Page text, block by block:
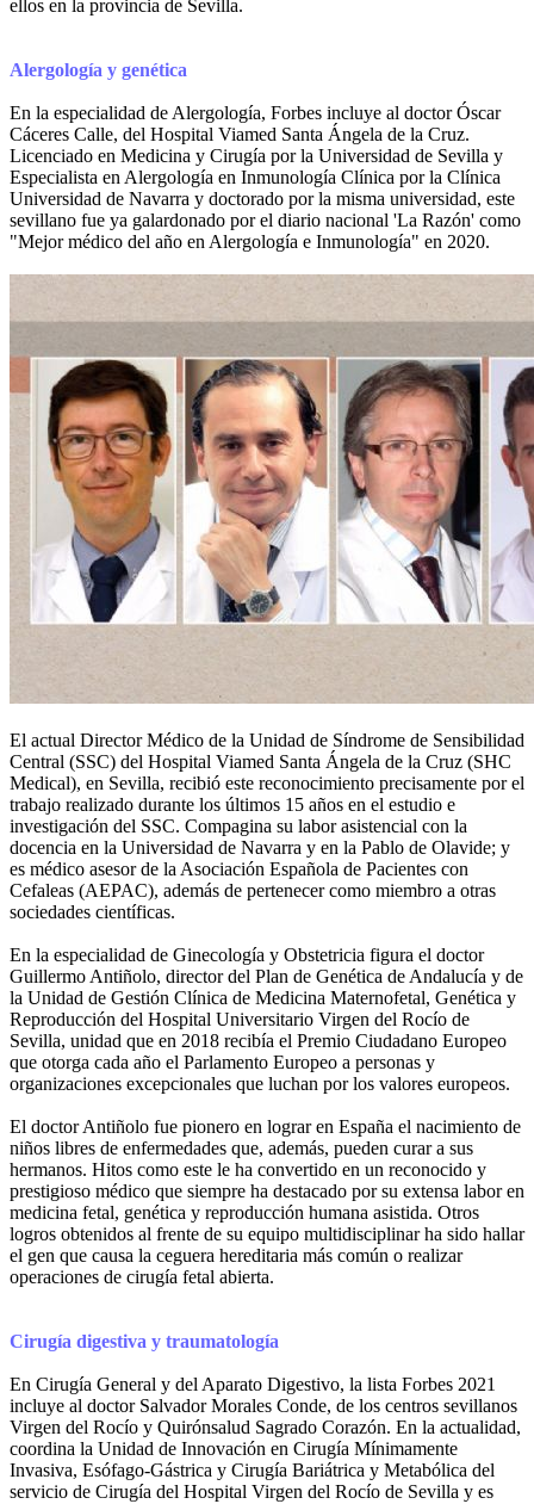
ellos en la provincia de Sevilla.
Alergología y genética
En la especialidad de Alergología, Forbes incluye al doctor Óscar
Cáceres Calle, del Hospital Viamed Santa Ángela de la Cruz.
Licenciado en Medicina y Cirugía por la Universidad de Sevilla y
Especialista en Alergología en Inmunología Clínica por la Clínica
Universidad de Navarra y doctorado por la misma universidad, este
sevillano fue ya galardonado por el diario nacional 'La Razón' como
"Mejor médico del año en Alergología e Inmunología" en 2020.
El actual Director Médico de la Unidad de Síndrome de Sensibilidad
Central (SSC) del Hospital Viamed Santa Ángela de la Cruz (SHC
Medical), en Sevilla, recibió este reconocimiento precisamente por el
trabajo realizado durante los últimos 15 años en el estudio e
investigación del SSC. Compagina su labor asistencial con la
docencia en la Universidad de Navarra y en la Pablo de Olavide; y
es médico asesor de la Asociación Española de Pacientes con
Cefaleas (AEPAC), además de pertenecer como miembro a otras
sociedades científicas.
En la especialidad de Ginecología y Obstetricia figura el doctor
Guillermo Antiñolo, director del Plan de Genética de Andalucía y de
la Unidad de Gestión Clínica de Medicina Maternofetal, Genética y
Reproducción del Hospital Universitario Virgen del Rocío de
Sevilla, unidad que en 2018 recibía el Premio Ciudadano Europeo
que otorga cada año el Parlamento Europeo a personas y
organizaciones excepcionales que luchan por los valores europeos.
El doctor Antiñolo fue pionero en lograr en España el nacimiento de
niños libres de enfermedades que, además, pueden curar a sus
hermanos. Hitos como este le ha convertido en un reconocido y
prestigioso médico que siempre ha destacado por su extensa labor en
medicina fetal, genética y reproducción humana asistida. Otros
logros obtenidos al frente de su equipo multidisciplinar ha sido hallar
el gen que causa la ceguera hereditaria más común o realizar
operaciones de cirugía fetal abierta.
Cirugía digestiva y traumatología
En Cirugía General y del Aparato Digestivo, la lista Forbes 2021
incluye al doctor Salvador Morales Conde, de los centros sevillanos
Virgen del Rocío y Quirónsalud Sagrado Corazón. En la actualidad,
coordina la Unidad de Innovación en Cirugía Mínimamente
Invasiva, Esófago-Gástrica y Cirugía Bariátrica y Metabólica del
servicio de Cirugía del Hospital Virgen del Rocío de Sevilla y es